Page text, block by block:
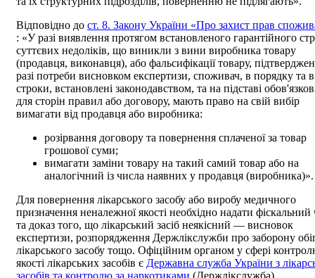
Відповідно до ст. 8. Закону України «Про захист прав
: «У разі виявлення протягом встановленого гарантійного
суттєвих недоліків, що виникли з вини виробника товару
(продавця, виконавця), або фальсифікації товару,
разі потреби висновком експертизи, споживач, в порядку та в
строки, встановлені законодавством, та на підставі
для сторін правил або договору, мають право на свій вибір
вимагати від продавця або виробника:
розірвання договору та повернення сплаченої за товар
грошової суми;
вимагати заміни товару на такий самий товар або на
аналогічний із числа наявних у продавця (виробника)».
Для повернення лікарського засобу або виробу медичного
призначення неналежної якості необхідно надати фіскальний
та доказ того, що лікарський засіб неякісний — висновок
експертизи, розпорядження Держлікслужби про заборону
лікарського засобу тощо. Офіційним органом у сфері
якості лікарських засобів є Державна служба України з
засобів та контролю за наркотиками (Держлікслужба).